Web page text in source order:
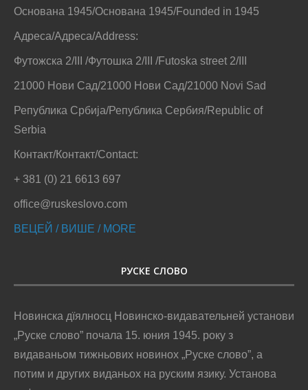
Основана 1945/Основана 1945/Founded in 1945
Адреса/Адреса/Address:
Футожска 2/III /Футошка 2/III /Futoska street 2/III
21000 Нови Сад/21000 Нови Сад/21000 Novi Sad
Република Србија/Република Сербия/Republic of
Serbia
Контакт/Контакт/Contact:
+ 381 (0) 21 6613 697
office@ruskeslovo.com
ВЕЦЕЙ / ВИШЕ / MORE
РУСКЕ СЛОВО
Новинска дїялносц Новинско-видавательней установи
„Руске слово” почала 15. юния 1945. року з
видаваньом тижньових новинох „Руске слово”, а
потим и других виданьох на руским язику. Установа